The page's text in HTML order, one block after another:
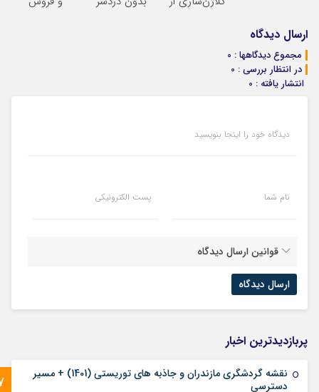
ارسال دیدگاه
مجموع دیدگاهها : 0
در انتظار بررسی : 0
انتشار یافته : 0
دیدگاه خود را اینجا بنویسید
نام شما پست الکترونیکی
قوانین ارسال دیدگاه
پربازدیدترین اخبار
نقشه گردشگری مازندران و جاذبه های توریستی (1401) + مسیر
دسترسی